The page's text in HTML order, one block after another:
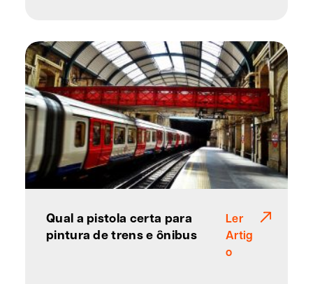
Qual a pistola certa para
pintura de trens e ônibus
Ler
Artig
o